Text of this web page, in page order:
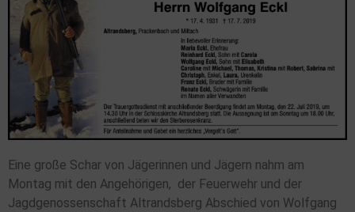
Eine große Schar von Jägerinnen und Jägern nahm am
Montag mit den Angehörigen, der Feuerwehr und der
Jagdgenossenschaft Altrandsberg Abschied von Wolfgang